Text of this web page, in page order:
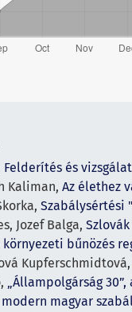
Felderítés és
Kaliman, Az élethez
Szabálysértési
Jozef Balga,
környezeti bűnözés
Kupferschmidtová,
„Állampolgárság
modern magyar